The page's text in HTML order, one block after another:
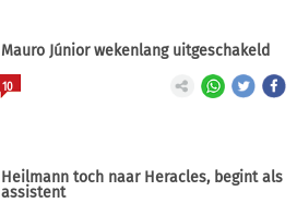
Mauro Júnior wekenlang uitgeschakeld
10
Heilmann toch naar Heracles, begint als
assistent